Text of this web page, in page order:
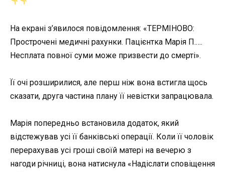
На екрані з’явилося повідомлення: «ТЕРМІНОВО:
Прострочені медичні рахунки. Пацієнтка Марія П.….
Несплата повної суми може призвести до смерті».
Її очі розширилися, але перш ніж вона встигла щось
сказати, друга частина плану її невістки запрацювала.
Марія попередньо встановила додаток, який
відстежував усі її банківські операції. Коли її чоловік
перерахував усі гроші своїй матері на вечерю з
нагоди річниці, вона натиснула «Надіслати сповіщення